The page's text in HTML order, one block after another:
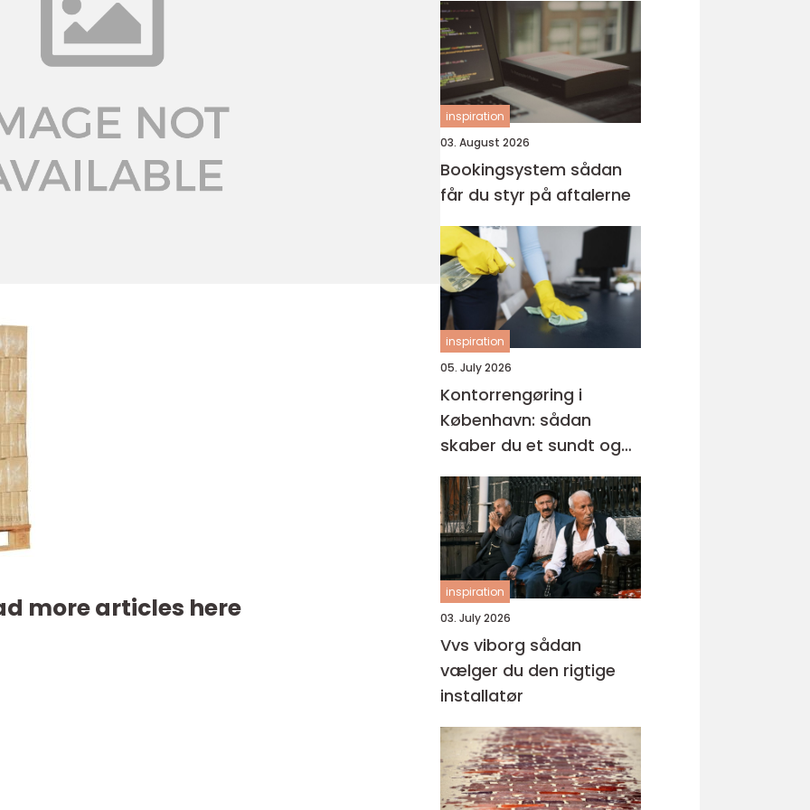
more articles here
inspiration
03. August 2026
Bookingsystem sådan
får du styr på aftalerne
inspiration
05. July 2026
Kontorrengøring i
København: sådan
skaber du et sundt og
professionelt
arbejdsmiljø
inspiration
03. July 2026
Vvs viborg sådan
vælger du den rigtige
installatør